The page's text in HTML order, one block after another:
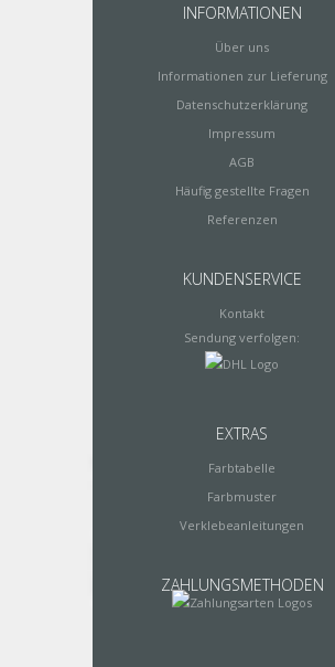
INFORMATIONEN
Über uns
Informationen zur Lieferung
Datenschutzerklärung
Impressum
AGB
Häufig gestellte Fragen
Referenzen
KUNDENSERVICE
Kontakt
Sendung verfolgen:
EXTRAS
Farbtabelle
Farbmuster
Verklebeanleitungen
ZAHLUNGSMETHODEN